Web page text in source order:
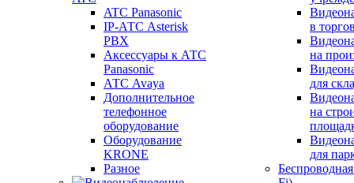
ATC Panasonic
IP-АТС Asterisk
PBX
Аксессуары к АТС
Panasonic
АТС Avaya
Дополнительное
телефонное
оборудование
Оборудование
KRONE
Разное
в
на
для
на
для